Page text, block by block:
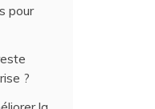
pour
?